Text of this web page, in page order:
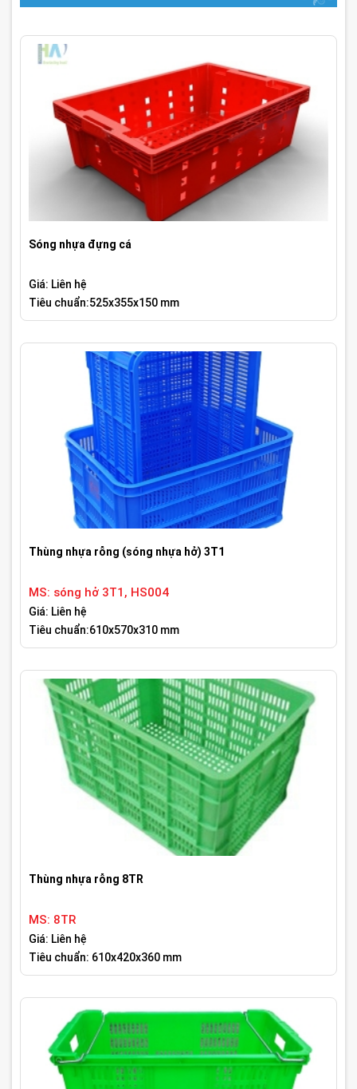
Sóng nhựa đựng cá
Giá: Liên hệ
Tiêu chuẩn:525x355x150 mm
Thùng nhựa rỗng (sóng nhựa hở) 3T1
MS: sóng hở 3T1, HS004
Giá: Liên hệ
Tiêu chuẩn:610x570x310 mm
Thùng nhựa rỗng 8TR
MS: 8TR
Giá: Liên hệ
Tiêu chuẩn: 610x420x360 mm